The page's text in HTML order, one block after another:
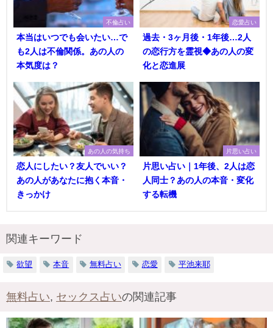
不倫占い
本当はいつでも会いたい…で
も2人は不倫関係。あの人の
本気度は？
恋愛占い
過去・3ヶ月後・1年後…2人
の恋行方を霊視◆あの人の変
化と恋進展
あの人の気持ち
恋人にしたい？友人でいい？
あの人があなたに抱く本音・
きっかけ
片思い占い
片思い占い｜1年後、2人は恋
人同士？あの人の本音・変化
する転機
関連キーワード
欲望 本音 無料占い 恋愛 平池来耶
無料占い, セックス占いの関連記事